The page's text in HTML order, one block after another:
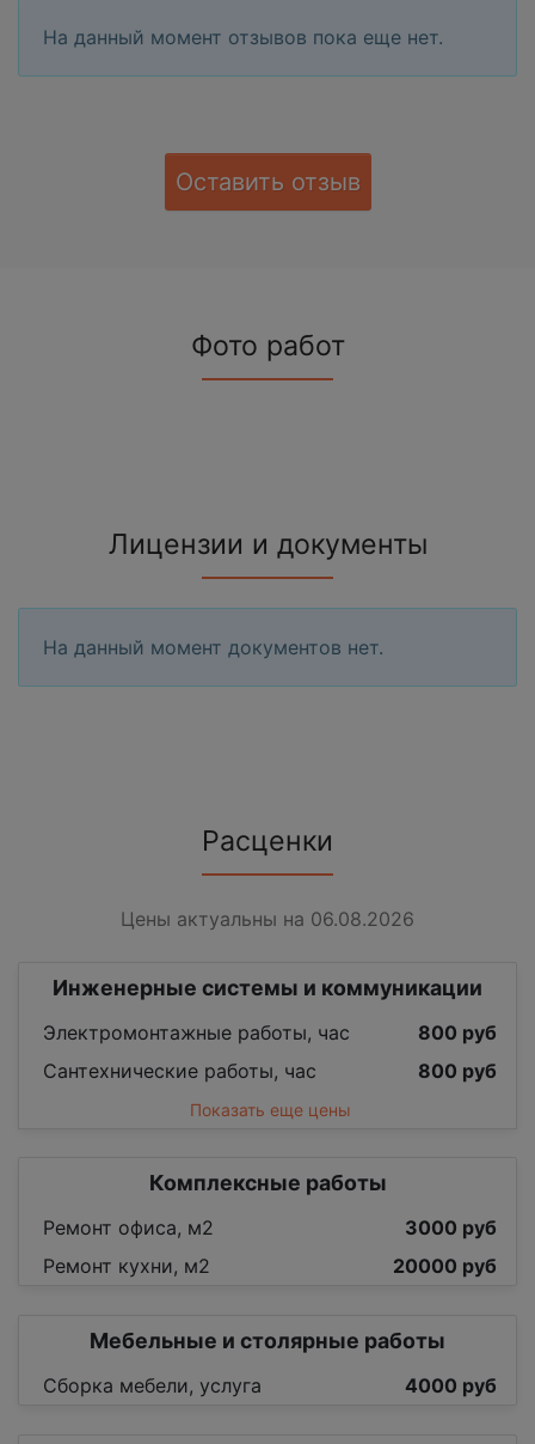
На данный момент отзывов пока еще нет.
Оставить отзыв
Фото работ
Лицензии и документы
На данный момент документов нет.
Расценки
Цены актуальны на 06.08.2026
Инженерные системы и коммуникации
Электромонтажные работы, час
800 руб
Сантехнические работы, час
800 руб
Показать еще цены
Комплексные работы
Ремонт офиса, м2
3000 руб
Ремонт кухни, м2
20000 руб
Мебельные и столярные работы
Сборка мебели, услуга 4000 руб